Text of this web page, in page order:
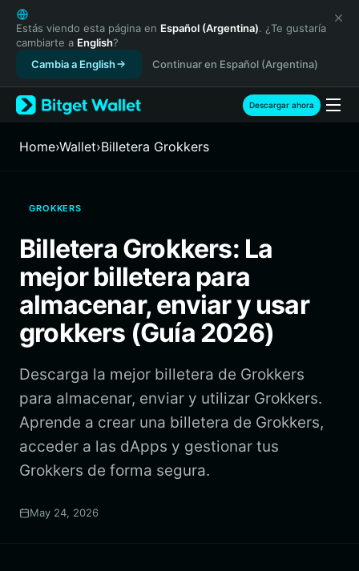
English
日本語
Tiếng Việt
Русский
Español (Latinoamérica)
Türkçe
Français
繁體中文
Bahasa Indonesia
ภาษาไทย
Español
Português (Brasil)
Estás viendo esta página en Español (Argentina). ¿Te gustaría
cambiarte a English?
Cambia a English
Continuar en Español (Argentina)
Descargar ahora
Home›Wallet›Billetera Grokkers
GROKKERS
Billetera Grokkers: La
mejor billetera para
almacenar, enviar y usar
grokkers (Guía 2026)
Descarga la mejor billetera de Grokkers
para almacenar, enviar y utilizar Grokkers.
Aprende a crear una billetera de Grokkers,
acceder a las dApps y gestionar tus
Grokkers de forma segura.
May 24, 2026